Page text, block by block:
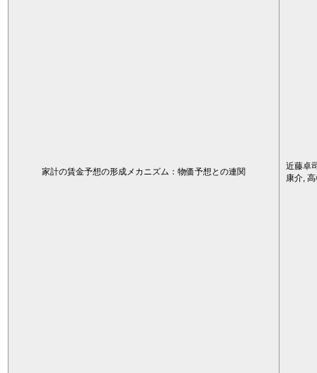
家計の賃金予想の形成メカニズム：物価予想との連関
近藤卓
康介,